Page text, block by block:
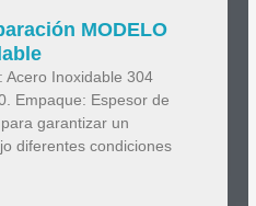
MODELO
Acero Inoxidable 304
Empaque: Espesor de
garantizar un
diferentes condiciones